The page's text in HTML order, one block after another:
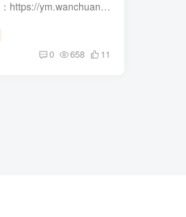
玩创二级域名自助解析地址：https://ym.wanchuangsd.cn/ 用户注册 注册的时候一定要记住你的用户名 不然你自己无法找回密码，只能找人工客服找回 购买/兑换积分 注册好登录后，点...
0 658 11